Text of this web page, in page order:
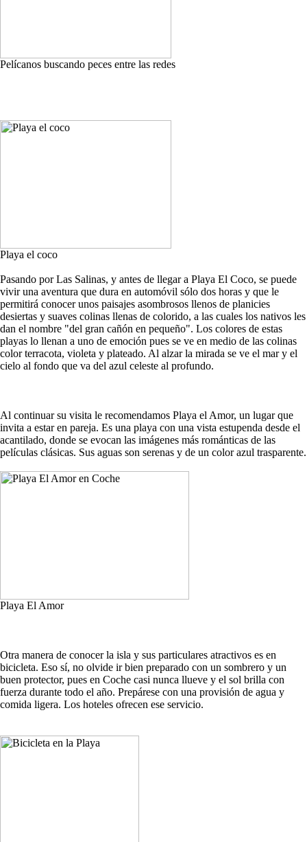
Pelícanos buscando peces entre las redes
Playa el coco
Pasando por Las Salinas, y antes de llegar a Playa El Coco, se puede
vivir una aventura que dura en automóvil sólo dos horas y que le
permitirá conocer unos paisajes asombrosos llenos de planicies
desiertas y suaves colinas llenas de colorido, a las cuales los nativos les
dan el nombre "del gran cañón en pequeño". Los colores de estas
playas lo llenan a uno de emoción pues se ve en medio de las colinas
color terracota, violeta y plateado. Al alzar la mirada se ve el mar y el
cielo al fondo que va del azul celeste al profundo.
Al continuar su visita le recomendamos Playa el Amor, un lugar que
invita a estar en pareja. Es una playa con una vista estupenda desde el
acantilado, donde se evocan las imágenes más románticas de las
películas clásicas. Sus aguas son serenas y de un color azul trasparente.
Playa El Amor
Otra manera de conocer la isla y sus particulares atractivos es en
bicicleta. Eso sí, no olvide ir bien preparado con un sombrero y un
buen protector, pues en Coche casi nunca llueve y el sol brilla con
fuerza durante todo el año. Prepárese con una provisión de agua y
comida ligera. Los hoteles ofrecen ese servicio.